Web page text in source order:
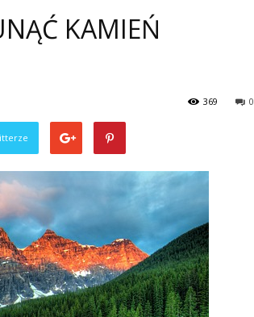
KAMIEŃ
0
369